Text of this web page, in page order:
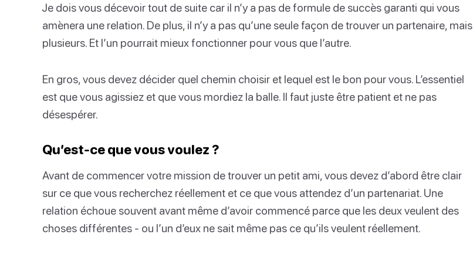
Je dois vous décevoir tout de suite car il n’y a pas de formule de succès garanti qui vous
amènera une relation. De plus, il n’y a pas qu’une seule façon de trouver un partenaire, mais
plusieurs. Et l’un pourrait mieux fonctionner pour vous que l’autre.
En gros, vous devez décider quel chemin choisir et lequel est le bon pour vous. L’essentiel
est que vous agissiez et que vous mordiez la balle. Il faut juste être patient et ne pas
désespérer.
Qu’est-ce que vous voulez ?
Avant de commencer votre mission de trouver un petit ami, vous devez d’abord être clair
sur ce que vous recherchez réellement et ce que vous attendez d’un partenariat. Une
relation échoue souvent avant même d’avoir commencé parce que les deux veulent des
choses différentes - ou l’un d’eux ne sait même pas ce qu’ils veulent réellement.